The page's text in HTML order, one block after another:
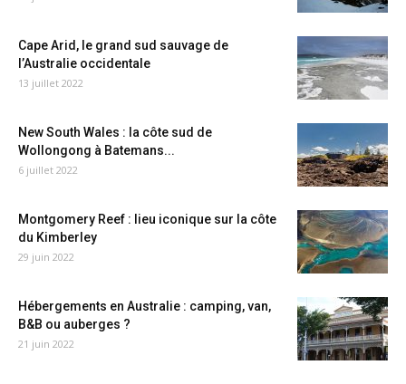
Cape Arid, le grand sud sauvage de
l’Australie occidentale
13 juillet 2022
New South Wales : la côte sud de
Wollongong à Batemans...
6 juillet 2022
Montgomery Reef : lieu iconique sur la côte
du Kimberley
29 juin 2022
Hébergements en Australie : camping, van,
B&B ou auberges ?
21 juin 2022